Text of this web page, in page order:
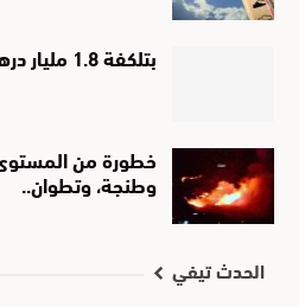
بتلكفة 1.8 مليار درهم … إسناد مقطع “الأوطوروط” جرسيف-صاكا لشركة صينية
خطورة من
وطنجة، وتطوان..
الحدث تيفي